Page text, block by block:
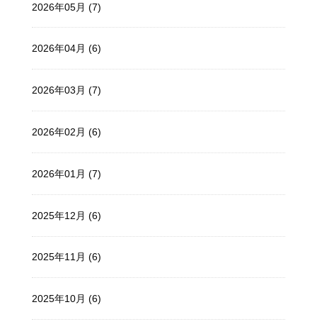
2026年05月 (7)
2026年04月 (6)
2026年03月 (7)
2026年02月 (6)
2026年01月 (7)
2025年12月 (6)
2025年11月 (6)
2025年10月 (6)